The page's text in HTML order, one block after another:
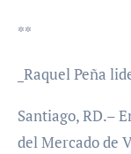
**
_Raquel Peña
Santiago, RD.–
del Mercado de